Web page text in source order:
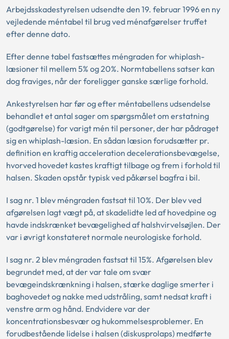
Arbejdsskadestyrelsen udsendte den 19. februar 1996 en ny
vejledende méntabel til brug ved ménafgørelser truffet
efter denne dato.
Efter denne tabel fastsættes méngraden for whiplash-
læsioner til mellem 5% og 20%. Normtabellens satser kan
dog fraviges, når der foreligger ganske særlige forhold.
Ankestyrelsen har før og efter méntabellens udsendelse
behandlet et antal sager om spørgsmålet om erstatning
(godtgørelse) for varigt mén til personer, der har pådraget
sig en whiplash-læsion. En sådan læsion forudsætter pr.
definition en kraftig acceleration decelerationsbevægelse,
hvorved hovedet kastes kraftigt tilbage og frem i forhold til
halsen. Skaden opstår typisk ved påkørsel bagfra i bil.
I sag nr. 1 blev méngraden fastsat til 10%. Der blev ved
afgørelsen lagt vægt på, at skadelidte led af hovedpine og
havde indskrænket bevægelighed af halshvirvelsøjlen. Der
var i øvrigt konstateret normale neurologiske forhold.
I sag nr. 2 blev méngraden fastsat til 15%. Afgørelsen blev
begrundet med, at der var tale om svær
bevægeindskrænkning i halsen, stærke daglige smerter i
baghovedet og nakke med udstråling, samt nedsat kraft i
venstre arm og hånd. Endvidere var der
koncentrationsbesvær og hukommelsesproblemer. En
forudbestående lidelse i halsen (diskusprolaps) medførte